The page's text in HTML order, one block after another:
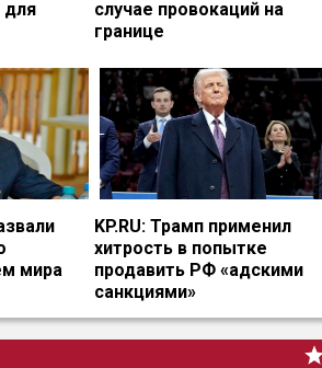
для
случае провокаций на
границе
мира
KP.RU: Трамп применил
хитрость в попытке
продавить РФ «адскими
санкциями»